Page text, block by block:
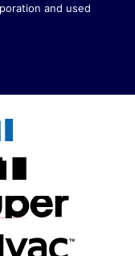
and used